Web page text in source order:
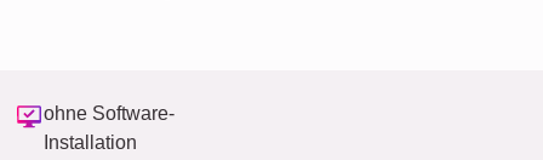
ohne Software-
Installation